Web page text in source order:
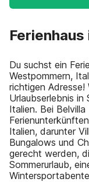
Du suchst ein
Westpommern,
richtigen Adresse!
Urlaubserlebnis
Italien. Bei
Italien, darunter
Bungalows und
gerecht werden,
Sommerurlaub,